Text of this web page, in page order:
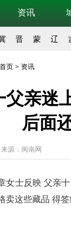
资讯
晋 蒙 辽
首页 > 资讯
父亲迷
后面
来源：闽南网
士反映 父亲十
卖这些藏品 得签